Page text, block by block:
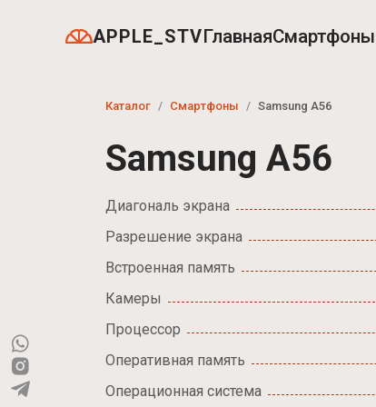
APPLE_STVГлавнаяСмартфоны
Каталог Смартфоны Samsung A56
Samsung A56
Диагональ экрана
Разрешение экрана
Встроенная память
Камеры
Процессор
Оперативная память
Операционная система